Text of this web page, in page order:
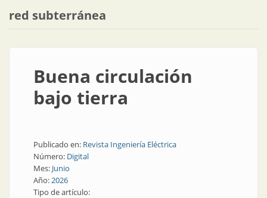
red subterránea
Buena circulación
bajo tierra
Publicado en: Revista Ingeniería Eléctrica
Número: Digital
Mes: Junio
Año:2026
Tipo de artículo: